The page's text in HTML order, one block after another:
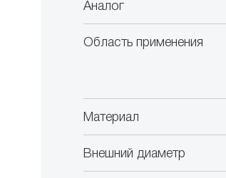
Аналог
Область применения
Материал
Внешний диаметр